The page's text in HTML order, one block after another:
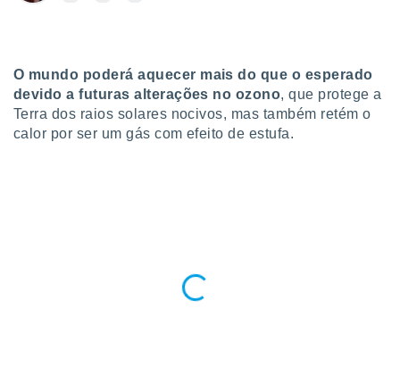
lhe
Pode
na nossa
O mundo poderá aquecer mais do que o esperado
devido a futuras alterações no ozono, que protege a
Terra dos raios solares nocivos, mas também retém o
calor por ser um gás com efeito de estufa.